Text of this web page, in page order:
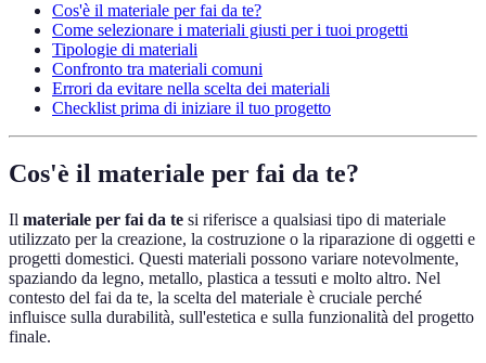
Cos'è il materiale per fai da te?
Come selezionare i materiali giusti per i tuoi progetti
Tipologie di materiali
Confronto tra materiali comuni
Errori da evitare nella scelta dei materiali
Checklist prima di iniziare il tuo progetto
Cos'è il materiale per fai da te?
Il materiale per fai da te si riferisce a qualsiasi tipo di materiale
utilizzato per la creazione, la costruzione o la riparazione di oggetti e
progetti domestici. Questi materiali possono variare notevolmente,
spaziando da legno, metallo, plastica a tessuti e molto altro. Nel
contesto del fai da te, la scelta del materiale è cruciale perché
influisce sulla durabilità, sull'estetica e sulla funzionalità del progetto
finale.